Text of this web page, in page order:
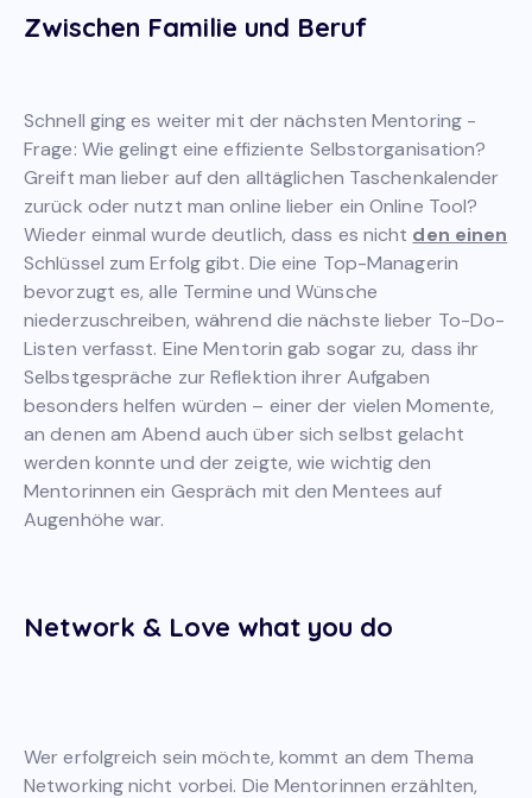
Zwischen Familie und Beruf
Schnell ging es weiter mit der nächsten Mentoring -
Frage: Wie gelingt eine effiziente Selbstorganisation?
Greift man lieber auf den alltäglichen Taschenkalender
zurück oder nutzt man online lieber ein Online Tool?
Wieder einmal wurde deutlich, dass es nicht den einen
Schlüssel zum Erfolg gibt. Die eine Top-Managerin
bevorzugt es, alle Termine und Wünsche
niederzuschreiben, während die nächste lieber To-Do-
Listen verfasst. Eine Mentorin gab sogar zu, dass ihr
Selbstgespräche zur Reflektion ihrer Aufgaben
besonders helfen würden – einer der vielen Momente,
an denen am Abend auch über sich selbst gelacht
werden konnte und der zeigte, wie wichtig den
Mentorinnen ein Gespräch mit den Mentees auf
Augenhöhe war.
Network & Love what you do
Wer erfolgreich sein möchte, kommt an dem Thema
Networking nicht vorbei. Die Mentorinnen erzählten,